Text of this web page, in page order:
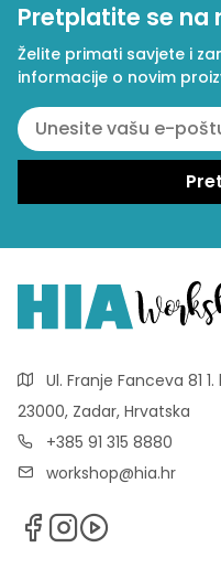
Pretplatite se na
Želite primati savjete i
informacije o novim
Ul. Franje Fanceva 81 1.
23000, Zadar, Hrvatska
+385 91 315 8880
workshop@hia.hr